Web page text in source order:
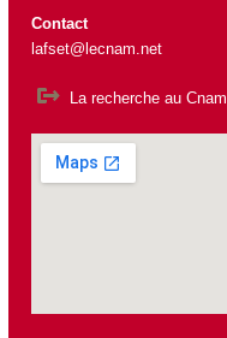
Contact
lafset@lecnam.net
La recherche au Cnam